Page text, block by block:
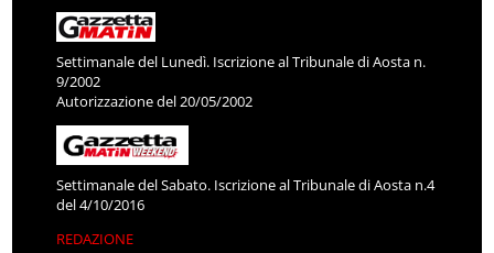
Settimanale del Lunedì. Iscrizione al Tribunale di Aosta n.
9/2002
Autorizzazione del 20/05/2002
Settimanale del Sabato. Iscrizione al Tribunale di Aosta n.4
del 4/10/2016
REDAZIONE